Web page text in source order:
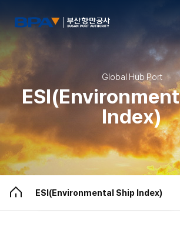
Global Hub Port
Index)
ESI(Environmental Ship Index)
부산항 대기환경 개선 추진전략
선박저속운항프로그램
미세먼지 청소차량 운영
육상전원공급장치(AMP) 운영현황
부산항 미세먼지 현황
ESI(Environmental Ship Index)